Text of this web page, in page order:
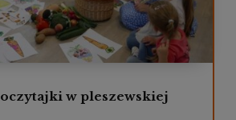
w pleszewskiej